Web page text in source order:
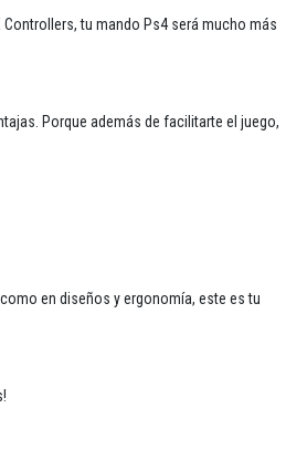
tu mando Ps4 será mucho más
Porque además de facilitarte el juego,
en diseños y ergonomía, este es tu